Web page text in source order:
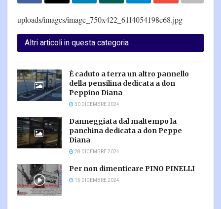
uploads/images/image_750x422_61f4054198c68.jpg
Altri articoli in questa categoria
È caduto a terra un altro pannello
della pensilina dedicata a don
Peppino Diana
30 DICEMBRE 2024
Danneggiata dal maltempo la
panchina dedicata a don Peppe
Diana
28 DICEMBRE 2024
Per non dimenticare PINO PINELLI
15 DICEMBRE 2024